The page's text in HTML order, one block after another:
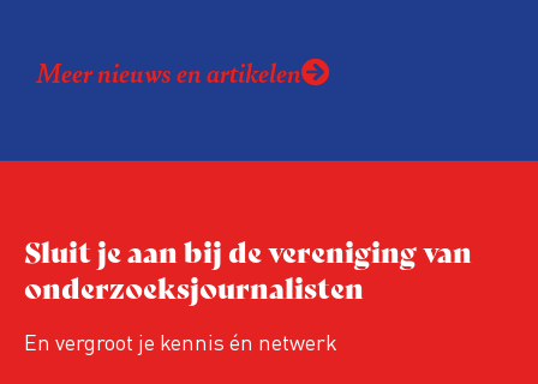
Coen uit zijn zorgen over de relatie tussen
de macht, de pers en het publiek aan de
Niet de maker, maar de ontvanger
relevant in tijden van nieuwe verzuiling?
Hoe moet de journalistiek omgaan met
een steeds onverschilligere macht?
Meer nieuws en artikelen
Sluit je aan bij de vereniging van
onderzoeksjournalisten
En vergroot je kennis én netwerk